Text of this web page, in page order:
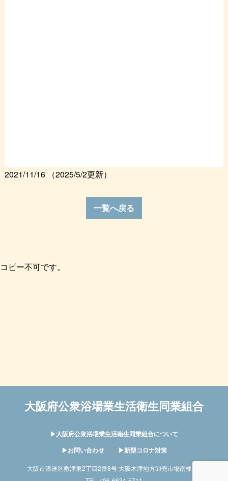
2021/11/16 （2025/5/2更新）
一覧へ戻る
コピー不可です。
大阪府公衆浴場業生活衛生同業組合
▶︎大阪府公衆浴場業生活衛生同業組合について
▶︎お問い合わせ
▶︎新型コロナ対策
大阪市浪速区敷津東2丁目2番8号 大阪木津地方卸売市場南棟2階